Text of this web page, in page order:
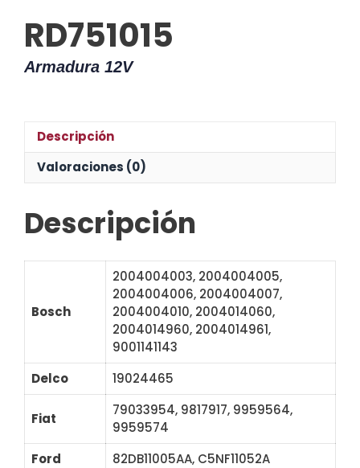
RD751015
Armadura 12V
Descripción
Valoraciones (0)
Descripción
Bosch
2004004003, 2004004005,
2004004006, 2004004007,
2004004010, 2004014060,
2004014960, 2004014961,
9001141143
Delco
19024465
Fiat
79033954, 9817917, 9959564,
9959574
Ford
82DB11005AA, C5NF11052A